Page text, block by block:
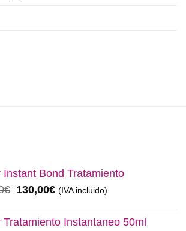
Instant Bond Tratamiento
€ El
original
130,00€El
actual
(IVA incluido)
Tratamiento Instantaneo 50ml